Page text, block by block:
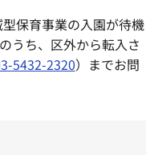
保育事業の入園が待機
うち、区外から転入さ
5432-2320）までお問